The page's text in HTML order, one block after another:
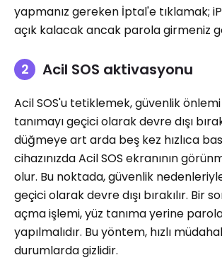
yapmanız gereken İptal'e tıklamak;
açık kalacak ancak parola girmeniz
Acil SOS aktivasyonu
Acil SOS'u tetiklemek, güvenlik
tanımayı geçici olarak devre dışı
düğmeye art arda beş kez hızlıca
cihazınızda Acil SOS ekranının
olur. Bu noktada, güvenlik
geçici olarak devre dışı bırakılır. Bir
açma işlemi, yüz tanıma yerine
yapılmalıdır. Bu yöntem, hızlı
durumlarda gizlidir.